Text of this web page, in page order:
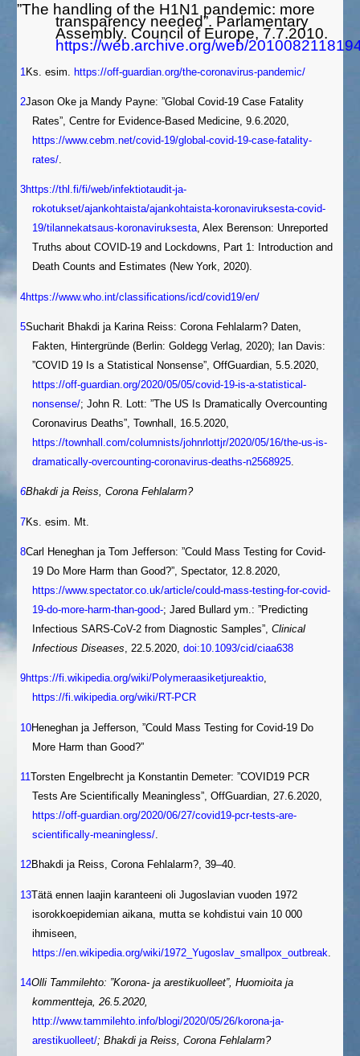
”The handling of the H1N1 pandemic: more
transparency needed”. Parlamentary
Assembly. Council of Europe, 7.7.2010.
https://web.archive.org/web/
1 Ks. esim. https://off-guardian.org/the-coronavirus-pandemic/
2Jason Oke ja Mandy Payne: ”Global Covid-19 Case Fatality
Rates”, Centre for Evidence-Based Medicine, 9.6.2020,
https://www.cebm.net/covid-19/global-covid-19-case-fatality-
rates/.
3https://thl.fi/fi/web/infektiotaudit-ja-
rokotukset/ajankohtaista/ajankohtaista-koronaviruksesta-covid-
19/tilannekatsaus-koronaviruksesta, Alex Berenson: Unreported
Truths about COVID-19 and Lockdowns, Part 1: Introduction and
Death Counts and Estimates (New York, 2020).
4https://www.who.int/classifications/icd/covid19/en/
5Sucharit Bhakdi ja Karina Reiss: Corona Fehlalarm? Daten,
Fakten, Hintergründe (Berlin: Goldegg Verlag, 2020); Ian Davis:
”COVID 19 Is a Statistical Nonsense”, OffGuardian, 5.5.2020,
https://off-guardian.org/2020/05/05/covid-19-is-a-statistical-
nonsense/; John R. Lott: ”The US Is Dramatically Overcounting
Coronavirus Deaths”, Townhall, 16.5.2020,
https://townhall.com/columnists/johnrlottjr/2020/05/16/the-us-is-
dramatically-overcounting-coronavirus-deaths-n2568925.
6Bhakdi ja Reiss, Corona Fehlalarm?
7Ks. esim. Mt.
8Carl Heneghan ja Tom Jefferson: ”Could Mass Testing for Covid-
19 Do More Harm than Good?”, Spectator, 12.8.2020,
https://www.spectator.co.uk/article/could-mass-testing-for-covid-
19-do-more-harm-than-good-; Jared Bullard ym.: ”Predicting
Infectious SARS-CoV-2 from Diagnostic Samples”, Clinical
Infectious Diseases , 22.5.2020, doi:10.1093/cid/ciaa638
9https://fi.wikipedia.org/wiki/Polymeraasiketjureaktio,
https://fi.wikipedia.org/wiki/RT-PCR
10Heneghan ja Jefferson, ”Could Mass Testing for Covid-19 Do
More Harm than Good?”
11 Torsten Engelbrecht ja Konstantin Demeter: ”COVID19 PCR
Tests Are Scientifically Meaningless”, OffGuardian, 27.6.2020,
https://off-guardian.org/2020/06/27/covid19-pcr-tests-are-
scientifically-meaningless/.
12Bhakdi ja Reiss, Corona Fehlalarm?, 39–40.
13Tätä ennen laajin karanteeni oli Jugoslavian vuoden 1972
isorokkoepidemian aikana, mutta se kohdistui vain 10 000
ihmiseen,
https://en.wikipedia.org/wiki/1972_Yugoslav_smallpox_outbreak
14Olli Tammilehto: ”Korona- ja arestikuolleet”, Huomioita ja
kommentteja, 26.5.2020,
http://www.tammilehto.info/blogi/2020/05/26/korona-ja-
arestikuolleet/; Bhakdi ja Reiss, Corona Fehlalarm?